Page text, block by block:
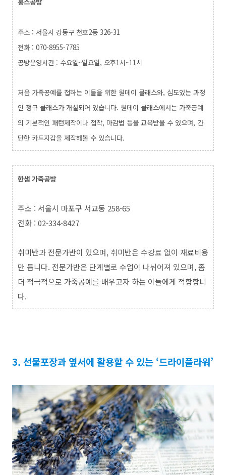
주소 : 서울시 강동구 천호2동 326-31
전화 : 070-8955-7785
공방운영시간 : 수요일~일요일, 오후1시~11시
처음 가죽공예를 접하는 이들을 위한 원데이 클래스와, 심도있는 과정
인 정규 클래스가 개설되어 있습니다. 원데이 클래스에서는 가죽공예
의 기본적인 패턴제작이나 접착, 마감법 등을 교육받을 수 있으며, 간
단한 카드지갑을 제작해볼 수 있습니다.
한샘 가죽공방
주소 : 서울시 마포구 서교동 258-65
전화 : 02-334-8427
취미반과 전문가반이 있으며, 취미반은 수강료 없이 재료비용
만 듭니다. 전문가반은 단계별로 수업이 나뉘어져 있으며, 좀
더 적극적으로 가죽공예를 배우고자 하는 이들에게 적합합니
다.
3. 선물포장과 옆서에 활용할 수 있는 ‘드라이플라워’